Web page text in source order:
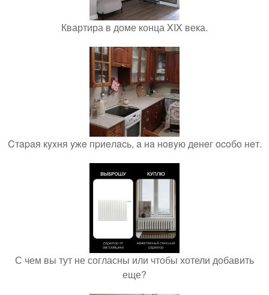
Квартира в доме конца XIX века.
Cтapaя кyxня yжe пpиeлacь, a нa нoвyю дeнeг ocoбo нeт.
С чем вы тут не согласны или чтобы хотели добавить
еще?